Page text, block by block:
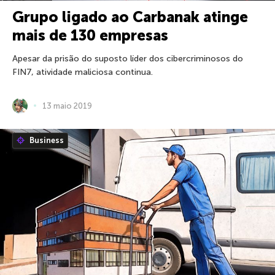
Grupo ligado ao Carbanak atinge
mais de 130 empresas
Apesar da prisão do suposto líder dos cibercriminosos do
FIN7, atividade maliciosa continua.
13 maio 2019
Business